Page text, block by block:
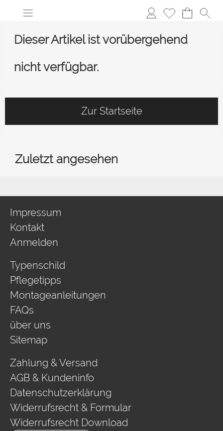
Dieser Artikel ist vorübergehend
nicht verfügbar.
Zur Startseite
Zuletzt angesehen
Impressum
Kontakt
Anmelden
Typenschild
Pflegetipps
Montageanleitungen
FAQs
über uns
Sitemap
Zahlung & Versand
AGB & Kundeninfo
Datenschutzerklärung
Widerrufsrecht & Formular
Widerrufsrecht Download